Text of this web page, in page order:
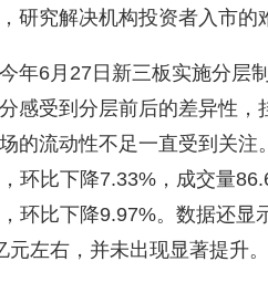
研究解决机构投资者入市的
年6月27日新三板实施分层
感受到分层前后的差异性
的流动性不足一直受到关
环比下降7.33%，成交量
环比下降9.97%。数据还
左右，并未出现显著提升。